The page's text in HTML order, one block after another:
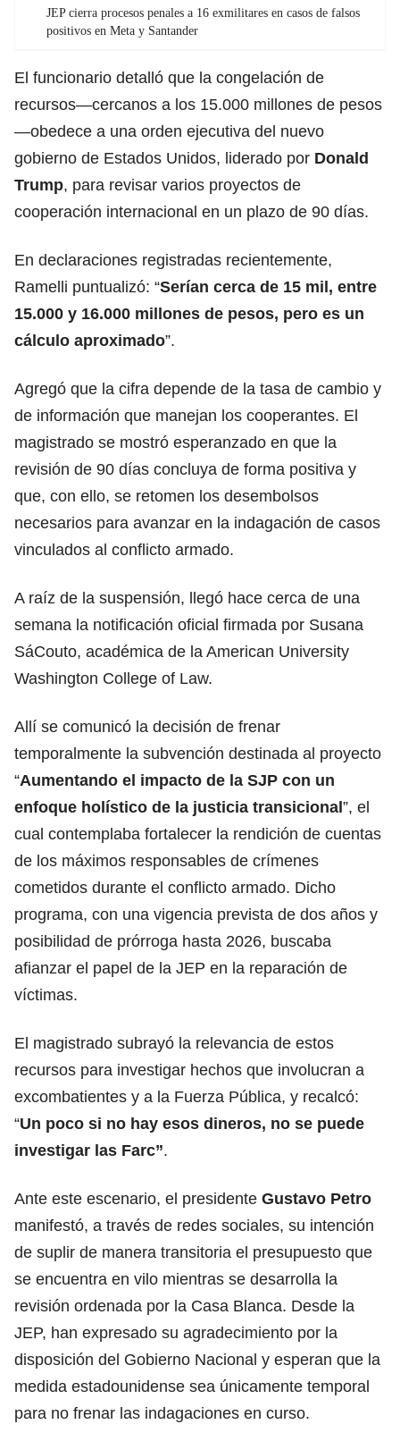
JEP cierra procesos penales a 16 exmilitares en casos de falsos
positivos en Meta y Santander
El funcionario detalló que la congelación de
recursos—cercanos a los 15.000 millones de pesos
—obedece a una orden ejecutiva del nuevo
gobierno de Estados Unidos, liderado por Donald
Trump, para revisar varios proyectos de
cooperación internacional en un plazo de 90 días.
En declaraciones registradas recientemente,
Ramelli puntualizó: “Serían cerca de 15 mil, entre
15.000 y 16.000 millones de pesos, pero es un
cálculo aproximado”.
Agregó que la cifra depende de la tasa de cambio y
de información que manejan los cooperantes. El
magistrado se mostró esperanzado en que la
revisión de 90 días concluya de forma positiva y
que, con ello, se retomen los desembolsos
necesarios para avanzar en la indagación de casos
vinculados al conflicto armado.
A raíz de la suspensión, llegó hace cerca de una
semana la notificación oficial firmada por Susana
SáCouto, académica de la American University
Washington College of Law.
Allí se comunicó la decisión de frenar
temporalmente la subvención destinada al proyecto
“Aumentando el impacto de la SJP con un
enfoque holístico de la justicia transicional”, el
cual contemplaba fortalecer la rendición de cuentas
de los máximos responsables de crímenes
cometidos durante el conflicto armado. Dicho
programa, con una vigencia prevista de dos años y
posibilidad de prórroga hasta 2026, buscaba
afianzar el papel de la JEP en la reparación de
víctimas.
El magistrado subrayó la relevancia de estos
recursos para investigar hechos que involucran a
excombatientes y a la Fuerza Pública, y recalcó:
“Un poco si no hay esos dineros, no se puede
investigar las Farc”.
Ante este escenario, el presidente Gustavo Petro
manifestó, a través de redes sociales, su intención
de suplir de manera transitoria el presupuesto que
se encuentra en vilo mientras se desarrolla la
revisión ordenada por la Casa Blanca. Desde la
JEP, han expresado su agradecimiento por la
disposición del Gobierno Nacional y esperan que la
medida estadounidense sea únicamente temporal
para no frenar las indagaciones en curso.